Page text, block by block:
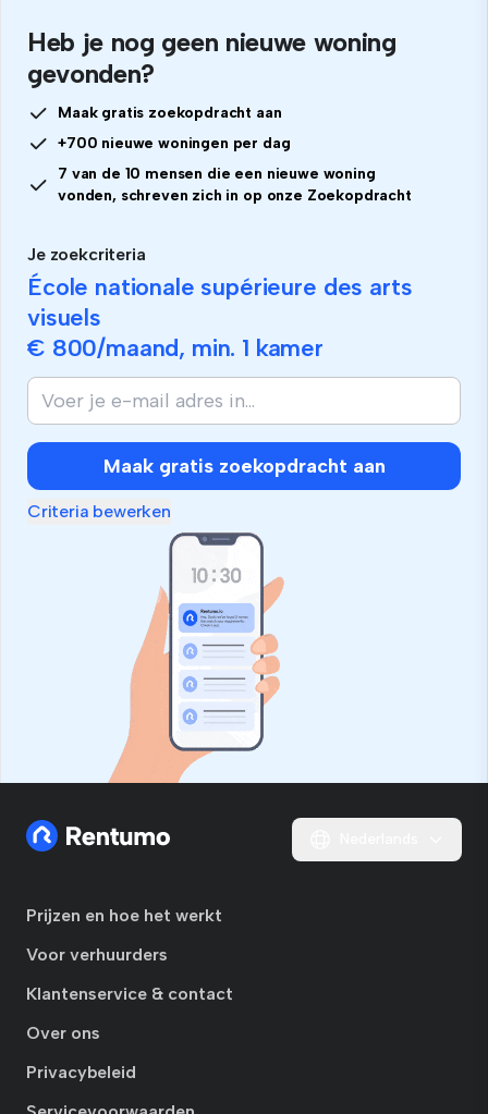
Heb je nog geen nieuwe woning
gevonden?
Maak gratis zoekopdracht aan
+700 nieuwe woningen per dag
7 van de 10 mensen die een nieuwe woning
vonden, schreven zich in op onze Zoekopdracht
Je zoekcriteria
École nationale supérieure des arts
visuels
€ 800/maand, min. 1 kamer
Maak gratis zoekopdracht aan
Criteria bewerken
Prijzen en hoe het werkt
Voor verhuurders
Klantenservice & contact
Over ons
Privacybeleid